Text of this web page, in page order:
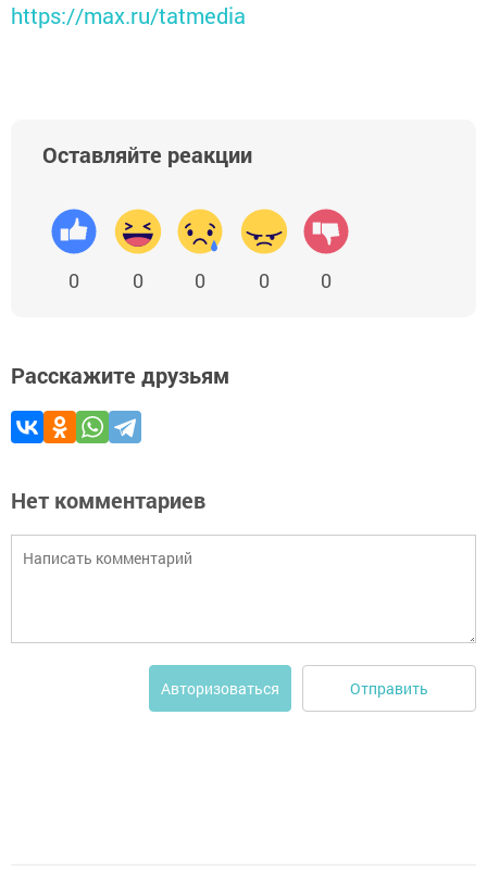
https://max.ru/tatmedia
Оставляйте реакции
0 0 0 0 0
Расскажите друзьям
Нет комментариев
Авторизоваться Отправить